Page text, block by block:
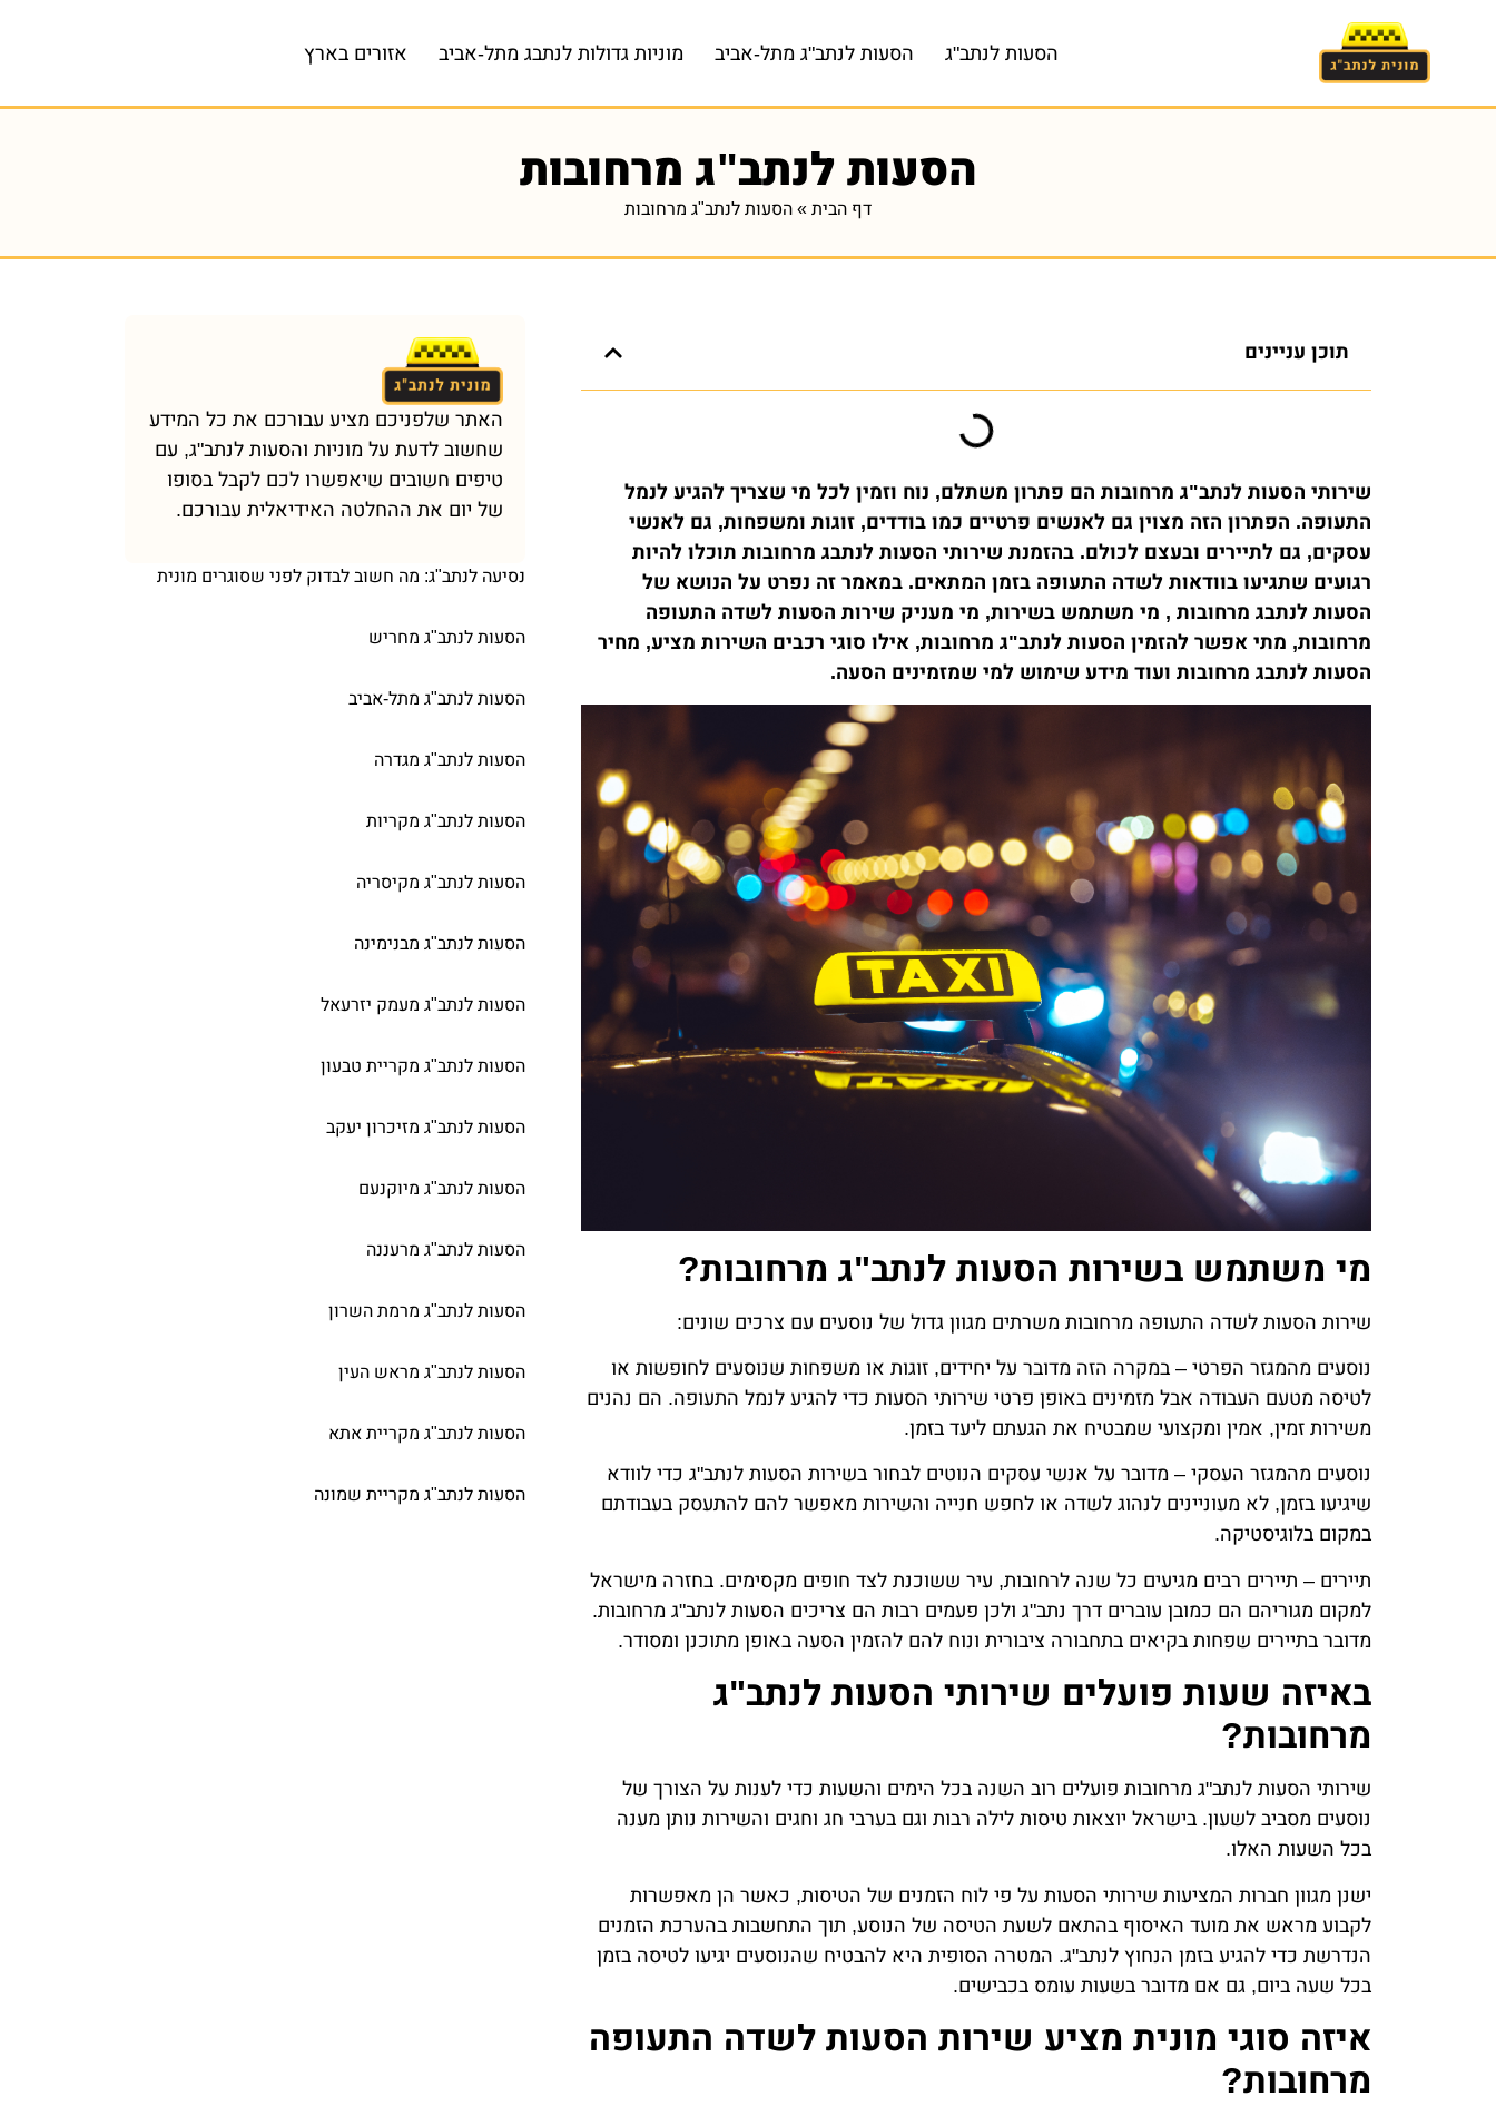
הסעות לנתב"ג הסעות לנתב"ג מתל-אביב מוניות גדולות לנתבג מתל-אביב אזורים בארץ
הסעות לנתב"ג מרחובות
דף הבית » הסעות לנתב"ג מרחובות
תוכן עניינים
שירותי הסעות לנתב"ג מרחובות הם פתרון משתלם, נוח וזמין לכל מי שצריך להגיע לנמל
התעופה. הפתרון הזה מצוין גם לאנשים פרטיים כמו בודדים, זוגות ומשפחות, גם לאנשי
עסקים, גם לתיירים ובעצם לכולם. בהזמנת שירותי הסעות לנתבג מרחובות תוכלו להיות
רגועים שתגיעו בוודאות לשדה התעופה בזמן המתאים. במאמר זה נפרט על הנושא של
הסעות לנתבג מרחובות , מי משתמש בשירות, מי מעניק שירות הסעות לשדה התעופה
מרחובות, מתי אפשר להזמין הסעות לנתב"ג מרחובות, אילו סוגי רכבים השירות מציע, מחיר
הסעות לנתבג מרחובות ועוד מידע שימוש למי שמזמינים הסעה.
מי משתמש בשירות הסעות לנתב"ג מרחובות?
שירות הסעות לשדה התעופה מרחובות משרתים מגוון גדול של נוסעים עם צרכים שונים:
נוסעים מהמגזר הפרטי – במקרה הזה מדובר על יחידים, זוגות או משפחות שנוסעים לחופשות או
לטיסה מטעם העבודה אבל מזמינים באופן פרטי שירותי הסעות כדי להגיע לנמל התעופה. הם נהנים
משירות זמין, אמין ומקצועי שמבטיח את הגעתם ליעד בזמן.
נוסעים מהמגזר העסקי – מדובר על אנשי עסקים הנוטים לבחור בשירות הסעות לנתב"ג כדי לוודא
שיגיעו בזמן, לא מעוניינים לנהוג לשדה או לחפש חנייה והשירות מאפשר להם להתעסק בעבודתם
במקום בלוגיסטיקה.
תיירים – תיירים רבים מגיעים כל שנה לרחובות, עיר ששוכנת לצד חופים מקסימים. בחזרה מישראל
למקום מגוריהם הם כמובן עוברים דרך נתב"ג ולכן פעמים רבות הם צריכים הסעות לנתב"ג מרחובות.
מדובר בתיירים שפחות בקיאים בתחבורה ציבורית ונוח להם להזמין הסעה באופן מתוכנן ומסודר.
באיזה שעות פועלים שירותי הסעות לנתב"ג
מרחובות?
שירותי הסעות לנתב"ג מרחובות פועלים רוב השנה בכל הימים והשעות כדי לענות על הצורך של
נוסעים מסביב לשעון. בישראל יוצאות טיסות לילה רבות וגם בערבי חג וחגים והשירות נותן מענה
בכל השעות האלו.
ישנן מגוון חברות המציעות שירותי הסעות על פי לוח הזמנים של הטיסות, כאשר הן מאפשרות
לקבוע מראש את מועד האיסוף בהתאם לשעת הטיסה של הנוסע, תוך התחשבות בהערכת הזמנים
הנדרשת כדי להגיע בזמן הנחוץ לנתב"ג. המטרה הסופית היא להבטיח שהנוסעים יגיעו לטיסה בזמן
בכל שעה ביום, גם אם מדובר בשעות עומס בכבישים.
איזה סוגי מונית מציע שירות הסעות לשדה התעופה
מרחובות?
האתר שלפניכם מציע עבורכם את כל המידע
שחשוב לדעת על מוניות והסעות לנתב"ג, עם
טיפים חשובים שיאפשרו לכם לקבל בסופו
של יום את ההחלטה האידיאלית עבורכם.
נסיעה לנתב"ג: מה חשוב לבדוק לפני שסוגרים מונית
הסעות לנתב"ג מחריש
הסעות לנתב"ג מתל-אביב
הסעות לנתב"ג מגדרה
הסעות לנתב"ג מקריות
הסעות לנתב"ג מקיסריה
הסעות לנתב"ג מבנימינה
הסעות לנתב"ג מעמק יזרעאל
הסעות לנתב"ג מקריית טבעון
הסעות לנתב"ג מזיכרון יעקב
הסעות לנתב"ג מיוקנעם
הסעות לנתב"ג מרעננה
הסעות לנתב"ג מרמת השרון
הסעות לנתב"ג מראש העין
הסעות לנתב"ג מקריית אתא
הסעות לנתב"ג מקריית שמונה